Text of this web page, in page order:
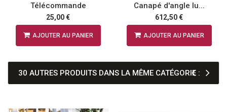
Télécommande
25,00 €
AJOUTER AU PANIER
Canapé d'angle lu...
612,50 €
AJOUTER AU PANIER
30 AUTRES PRODUITS DANS LA MÊME CATÉGORIE :